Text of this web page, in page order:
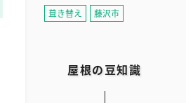
葺き替え
藤沢市
屋根の豆知識